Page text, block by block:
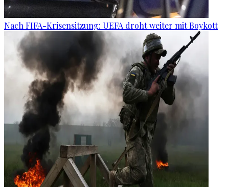
Nach FIFA-Krisensitzung: UEFA droht weiter mit Boykott